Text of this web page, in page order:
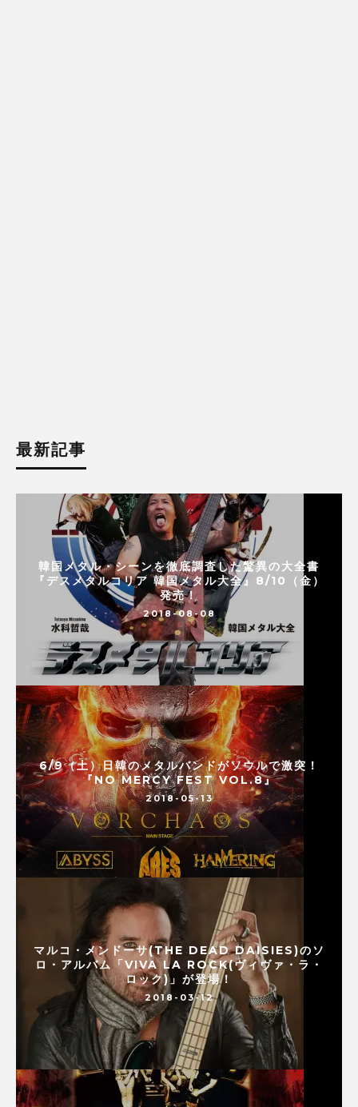
最新記事
韓国メタル・シーンを徹底調査した驚異の大全書
『デスメタルコリア 韓国メタル大全』8/10（金）
発売！
2018-08-08
6/9（土）日韓のメタルバンドがソウルで激突！
『NO MERCY FEST VOL.8』
2018-05-13
マルコ・メンドーサ(THE DEAD DAISIES)のソ
ロ・アルバム「VIVA LA ROCK(ヴィヴァ・ラ・
ロック)」が登場！
2018-03-12